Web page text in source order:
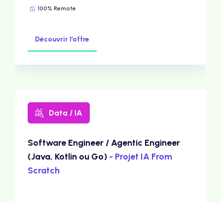
100% Remote
Découvrir l’offre
Data / IA
Software Engineer / Agentic Engineer
(Java, Kotlin ou Go) - Projet IA From
Scratch